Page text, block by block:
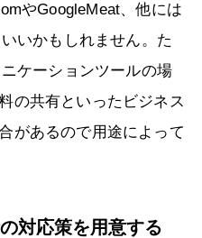
やGoogleMeat、他には
いかもしれません。た
ケーションツールの場
の共有といったビジネス
があるので用途によって
対応策を用意する